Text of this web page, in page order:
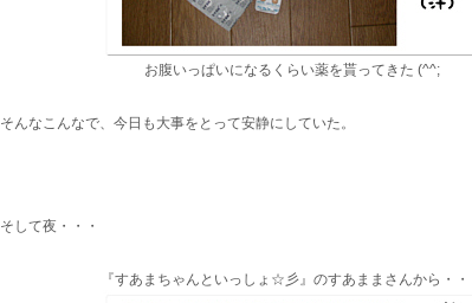
お腹いっぱいになるくらい薬を貰ってきた (^^;
そんなこんなで、今日も大事をとって安静にしていた。
そして夜・・・
『すあまちゃんといっしょ☆彡』 のすあままさんから・・